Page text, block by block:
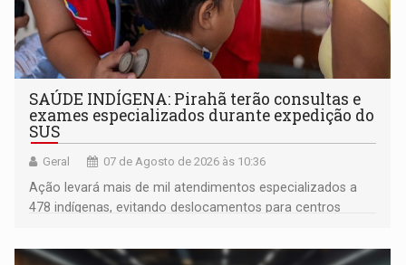
SAÚDE INDÍGENA: Pirahã terão consultas e
exames especializados durante expedição do
SUS
Geral 07 de Agosto de 2026 às 10:36
Ação levará mais de mil atendimentos especializados a
478 indígenas, evitando deslocamentos para centros